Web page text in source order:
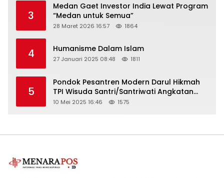
3
Medan Gaet Investor India Lewat Program
“Medan untuk Semua”
28 Maret 2026 16:57 1864
4 Humanisme Dalam Islam
27 Januari 2025 08:48 1811
5
Pondok Pesantren Modern Darul Hikmah
TPI Wisuda Santri/Santriwati Angkatan
XXXIII
10 Mei 2025 16:46 1575